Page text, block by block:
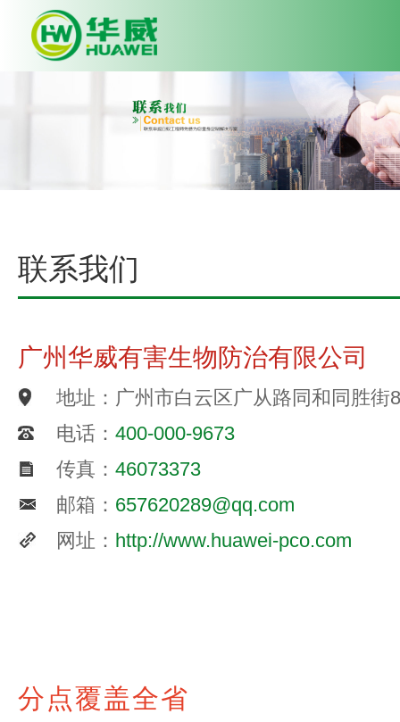
联系我们
广州华威有害生物防治有限公司
地址：广州市白云区广从路同和同胜街
电话： 400-000-9673
传真： 46073373
邮箱： 657620289@qq.com
网址： http://www.huawei-pco.com
分点覆盖全省